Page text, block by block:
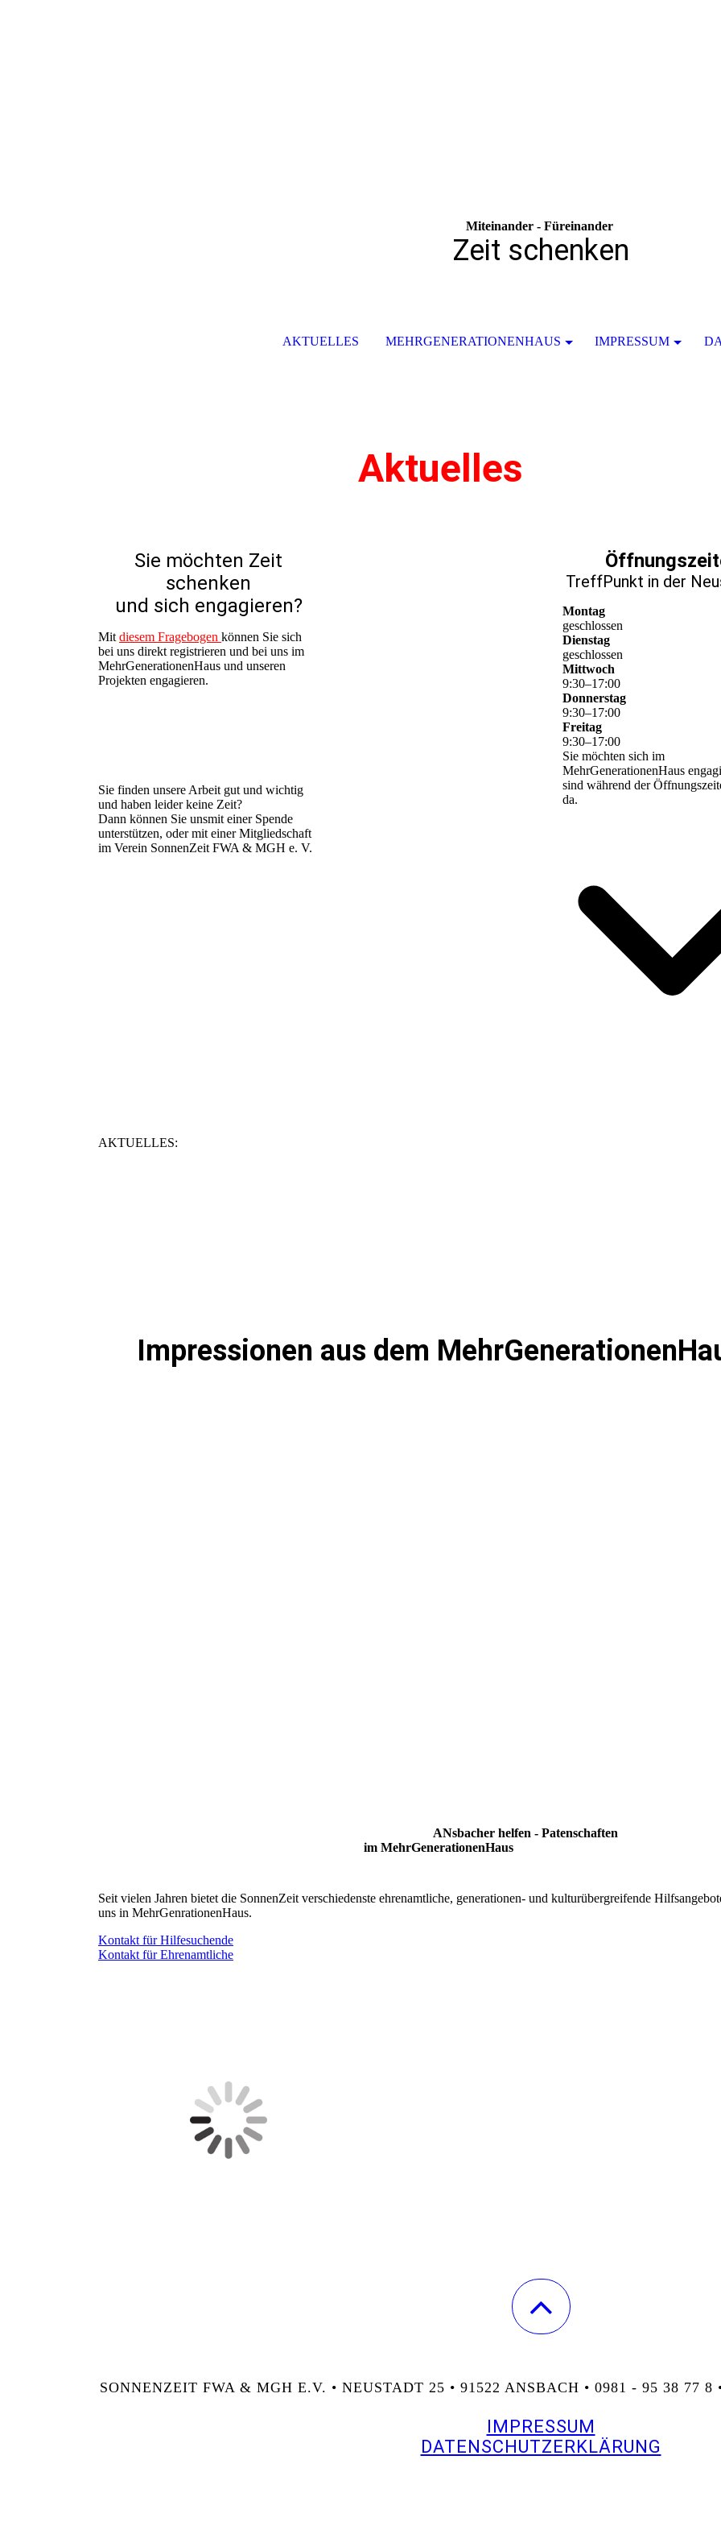
Miteinander - Füreinander
Zeit schenken
AKTUELLES MEHRGENERATIONENHAUS IMPRESSUM
Aktuelles
Sie möchten Zeit
schenken
und sich engagieren?
Mit diesem Fragebogen können Sie sich
bei uns direkt registrieren und bei uns im
MehrGenerationenHaus und unseren
Projekten engagieren.
Sie finden unsere Arbeit gut und wichtig
und haben leider keine Zeit?
Dann können Sie unsmit einer Spende
unterstützen, oder mit einer Mitgliedschaft
im Verein SonnenZeit FWA & MGH e. V.
TreffPunkt in der
Montag
geschlossen
Dienstag
geschlossen
Mittwoch
9:30–17:00
Donnerstag
9:30–17:00
Freitag
9:30–17:00
Sie möchten sich im
MehrGenerationenHaus
sind während der
da.
AKTUELLES:
Impressionen aus dem
ANsbacher helfen - Patenschaften
im MehrGenerationenHaus
Seit vielen Jahren bietet die SonnenZeit verschiedenste ehrenamtliche, generationen- und kulturübergreifende
uns in MehrGenrationenHaus.
Kontakt für Hilfesuchende
Kontakt für Ehrenamtliche
SONNENZEIT FWA & MGH E.V. • NEUSTADT 25 • 91522 ANSBACH • 0981 - 95 38 77
IMPRESSUM
DATENSCHUTZERKLÄRUNG